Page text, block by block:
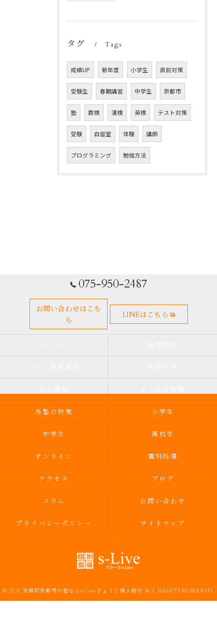
タグ Tags
成績UP 新年度 小学生 直前対策
受験生 春期講習 中学生 京都市
塾 数検 漢検 英検 テスト対策
受験 自習室 体験 講師
プログラミング 勉強方法
075-950-2487
お問い合わせはこち
ら
LINEはこちら
当塾の特徴 小学生
中学生 高校生
オンライン 個別指導
アクセス ブログ
コラム お問い合わせ
プライバシーポリシー サイトマップ
© 2026 京都府京都市の塾ならs-Liveきょうと梅小路校 ALL RIGHTS RESERVED.